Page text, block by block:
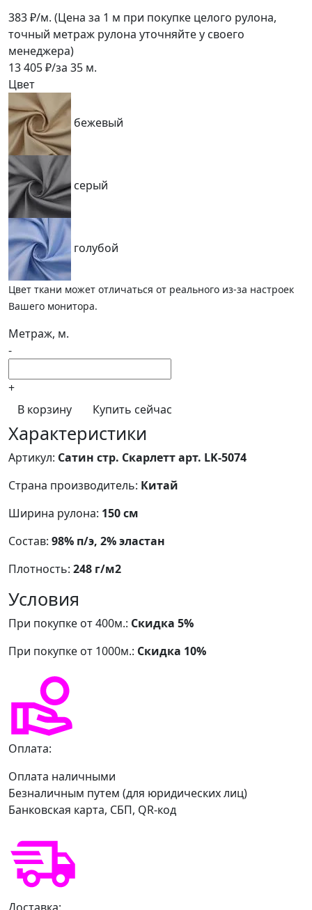
383₽/м. (Цена за 1 м при покупке целого рулона,
точный метраж рулона уточняйте у своего
менеджера)
13 405₽/за 35 м.
Цвет
бежевый
серый
голубой
Цвет ткани может отличаться от реального из-за настроек
Вашего монитора.
Метраж, м.
-
+
В корзину
Купить сейчас
Характеристики
Артикул: Сатин стр. Скарлетт арт. LK-5074
Страна производитель: Китай
Ширина рулона: 150 см
Состав: 98% п/э, 2% эластан
Плотность: 248 г/м2
Условия
При покупке от 400м.: Скидка 5%
При покупке от 1000м.: Скидка 10%
Оплата:
Оплата наличными
Безналичным путем (для юридических лиц)
Банковская карта, СБП, QR-код